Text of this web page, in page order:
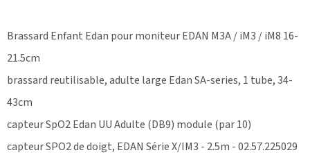
Brassard Enfant Edan pour moniteur EDAN M3A / iM3 / iM8 16-
21.5cm
brassard reutilisable, adulte large Edan SA-series, 1 tube, 34-
43cm
capteur SpO2 Edan UU Adulte (DB9) module (par 10)
capteur SPO2 de doigt, EDAN Série X/IM3 - 2.5m - 02.57.225029